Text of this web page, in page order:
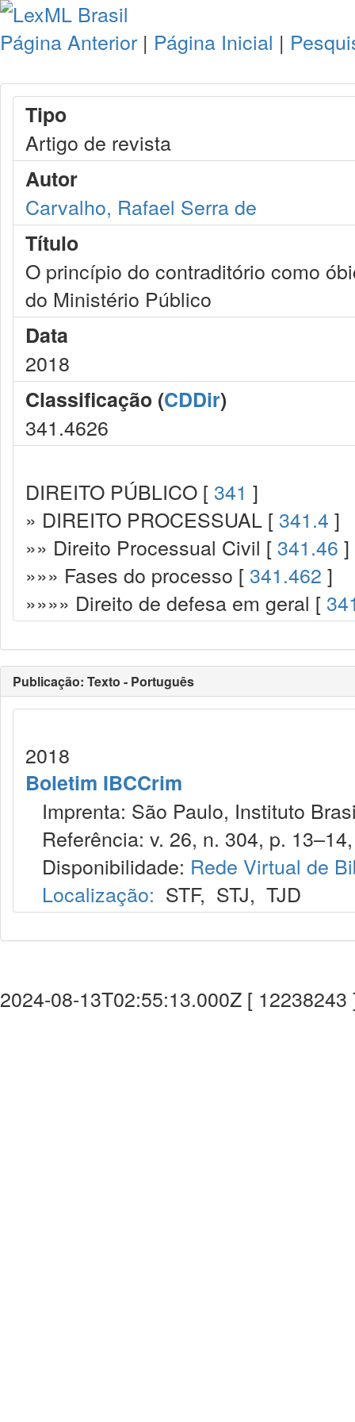
Página Anterior | Página Inicial |
Tipo
Artigo de revista
Autor
Carvalho, Rafael Serra de
Título
O princípio do contraditório como
do Ministério Público
Data
2018
Classificação (CDDir)
341.4626
DIREITO PÚBLICO [ 341 ]
» DIREITO PROCESSUAL [ 341.4 ]
»» Direito Processual Civil [ 341.46 ]
»»» Fases do processo [ 341.462 ]
»»»» Direito de defesa em geral [
Publicação: Texto - Português
2018
Boletim IBCCrim
Imprenta: São Paulo, Instituto
Referência: v. 26, n. 304, p.
Disponibilidade: Rede Virtual de
Localização: STF, STJ, TJD
2024-08-13T02:55:13.000Z [ 12238243